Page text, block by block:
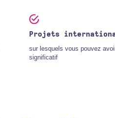
Projets
sur lesquels vous pouvez
significatif